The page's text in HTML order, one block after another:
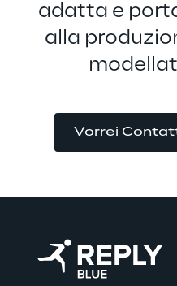
adatta e
alla
Vorrei